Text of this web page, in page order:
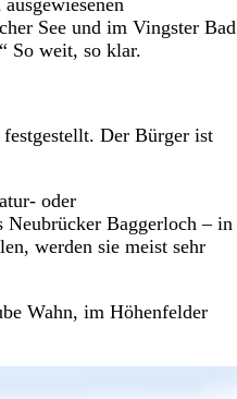
See und im Vingster Bad
So weit, so klar.
festgestellt. Der Bürger ist
oder
Neubrücker Baggerloch – in
werden sie meist sehr
Wahn, im Höhenfelder